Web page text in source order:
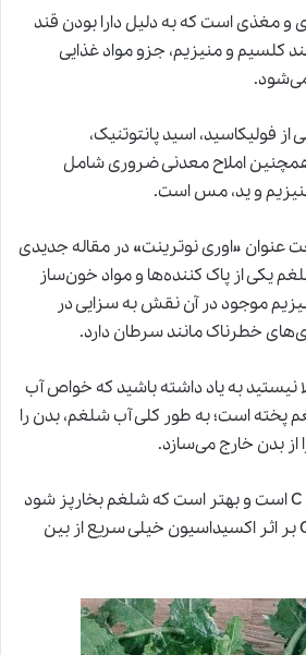
و مغذی است که به دلیل دارا بودن قند
کلسیم و منیزیم، جزو مواد غذایی
فولیکاسید، اسید پانتوتنیک،
املاح معدنی ضروری شامل
و ید، مس است.
«اوری نوترینت» در مقاله جدیدی
یکی از پاک کننده‌ها و مواد خون‌ساز
موجود در آن نقش به سزایی در
خطرناک مانند سرطان دارد.
نیستید به یاد داشته باشید که خواص آب
پخته است؛ به طور کلی آب شلغم، بدن را
از بدن خارج می‌سازد.
شلغم سرشار از ویتامین C است و بهتر است که شلغم بخارپز شود
به دلیل این که ویتامین C بر اثر اکسیداسیون خیلی سریع از بین